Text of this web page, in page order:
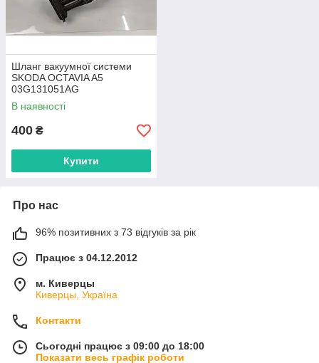
Шланг вакуумної системи
SKODA OCTAVIA A5
03G131051AG
В наявності
400 ₴
Купити
Про нас
96% позитивних з 73 відгуків за рік
Працює з 04.12.2012
м. Киверцы
Киверцы, Україна
Контакти
Сьогодні працює з 09:00 до 18:00
Показати весь графік роботи